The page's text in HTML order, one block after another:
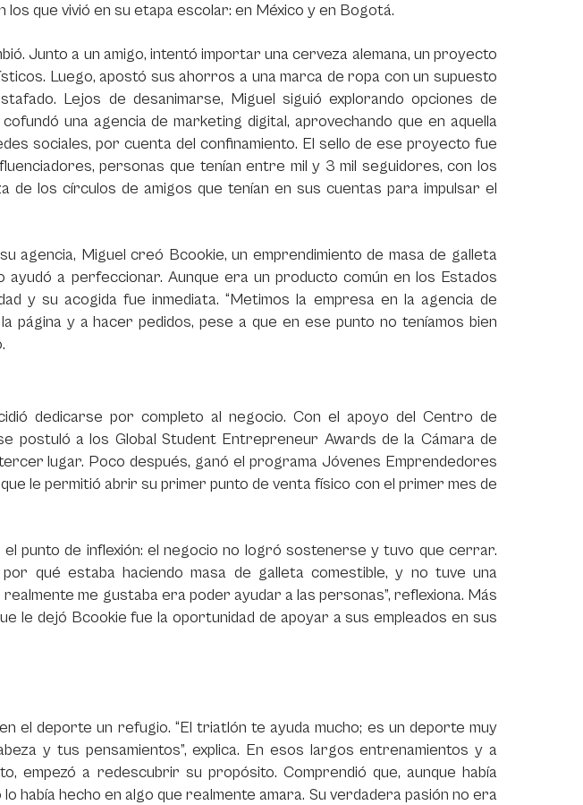
que vivió en su etapa escolar: en México y en Bogotá.
Junto a un amigo, intentó importar una cerveza alemana, un proyecto
Luego, apostó sus ahorros a una marca de ropa con un supuesto
Lejos de desanimarse, Miguel siguió explorando opciones de
una agencia de marketing digital, aprovechando que en aquella
sociales, por cuenta del confinamiento. El sello de ese proyecto fue
personas que tenían entre mil y 3 mil seguidores, con los
de los círculos de amigos que tenían en sus cuentas para impulsar el
agencia, Miguel creó Bcookie, un emprendimiento de masa de galleta
a perfeccionar. Aunque era un producto común en los Estados
y su acogida fue inmediata. “Metimos la empresa en la agencia de
página y a hacer pedidos, pese a que en ese punto no teníamos bien
dedicarse por completo al negocio. Con el apoyo del Centro de
postuló a los Global Student Entrepreneur Awards de la Cámara de
lugar. Poco después, ganó el programaJóvenes Emprendedores
le permitió abrir su primer punto de venta físico con el primer mes de
punto de inflexión: el negocio no logró sostenerse y tuvo que cerrar.
qué estaba haciendo masa de galleta comestible, y no tuve una
me gustaba era poder ayudar a las personas”, reflexiona. Más
le dejó Bcookie fue la oportunidad de apoyar a sus empleados en sus
el deporte un refugio. “El triatlón te ayuda mucho; es un deporte muy
y tus pensamientos”, explica. En esos largos entrenamientos y a
empezó a redescubrir su propósito. Comprendió que, aunque había
había hecho en algo que realmente amara. Su verdadera pasión no era